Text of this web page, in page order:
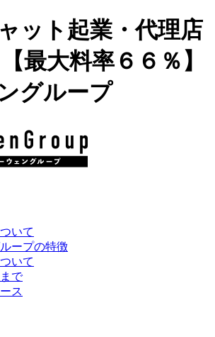
ット起業・代理店
最大料率６６％】
グループ
いて
ープの特徴
いて
で
ス